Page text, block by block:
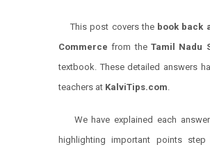
This post covers the book back
Commercefrom theTamil Nadu
textbook. These detailed answers
teachers at KalviTips.com.
We have explained each
highlighting important points